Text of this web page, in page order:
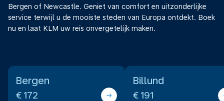
Bergen of Newcastle. Geniet van comfort en uitzonderlijke
service terwijl u de mooiste steden van Europa ontdekt. Boek
nu en laat KLM uw reis onvergetelijk maken.
Bergen
€ 172
Billund
€ 191